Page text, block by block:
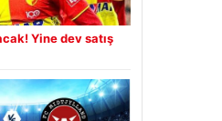
Yine dev satış